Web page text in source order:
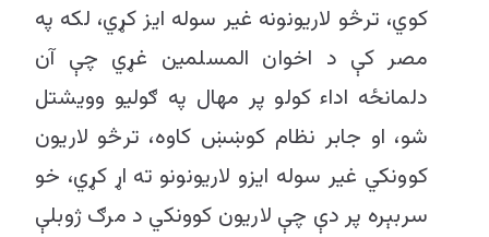
کوي، ترڅو لاریونونه غیر سوله ایز کړي، لکه په
مصر کې د اخوان المسلمین غړي چې آن
دلمانځه اداء کولو پر مهال په ګولیو وویشتل
شو، او جابر نظام کوښښ کاوه، ترڅو لاریون
کوونکي غیر سوله ایزو لاریونونو ته اړ کړي، خو
سربېره پر دې چې لاریون کوونکي د مرګ ژوبلې